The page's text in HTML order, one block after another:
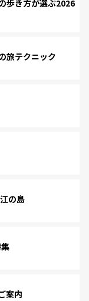
歩き方が選ぶ2026
旅テクニック
の島
案内